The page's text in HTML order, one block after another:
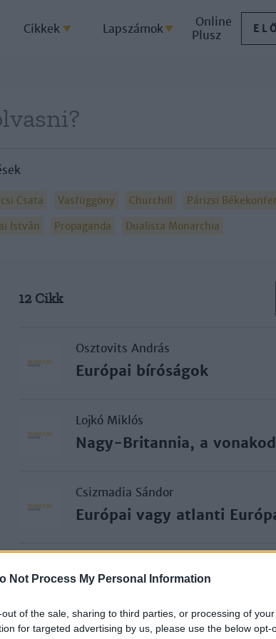
Not Process My Personal Information
of the sale, sharing to third parties, or processing of
for targeted advertising by us, please use the below opt-
Cikkek Lapszámok
Online
Plusz
Csata Vasfüggöny Churchill Párizsi
István Propaganda Dualista Monarchia
12 Cikk
Osztovits András
Európai bíróságok
Lojkó Miklós
Nagy-Britannia, a
Csizmadia Sándor
Európai vagy atlanti
Az európai integráció és